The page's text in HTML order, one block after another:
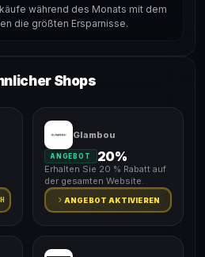
während des Monats mit dem
die größten Ersparnisse.
Shops
Glambou
ANGEBOT 20%
Erhalten Sie 20 % Rabatt auf
der gesamten Website.
ANGEBOT AKTIVIEREN